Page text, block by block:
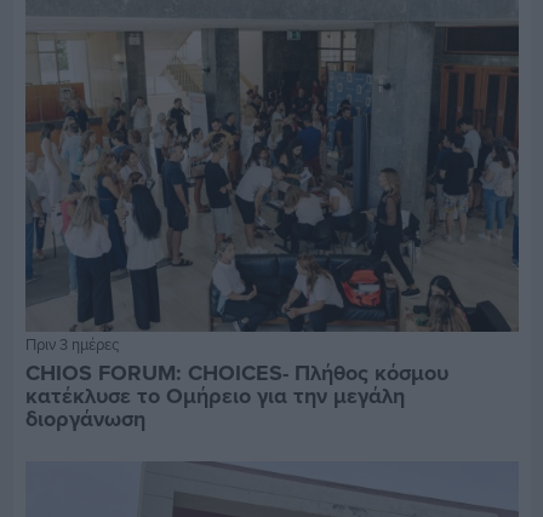
Πριν 3 ημέρες
CHIOS FORUM: CHOICES- Πλήθος κόσμου
κατέκλυσε το Ομήρειο για την μεγάλη
διοργάνωση